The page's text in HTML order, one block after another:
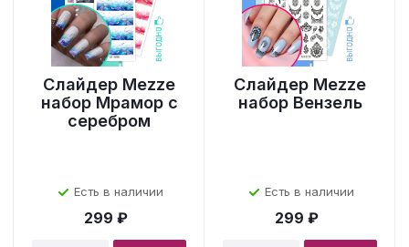
Слайдер Mezze
набор Мрамор с
серебром
Есть в наличии
299 ₽
Слайдер Mezze
набор Вензель
Есть в наличии
299 ₽